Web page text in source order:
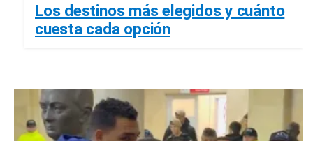
Los destinos más elegidos y cuánto
cuesta cada opción